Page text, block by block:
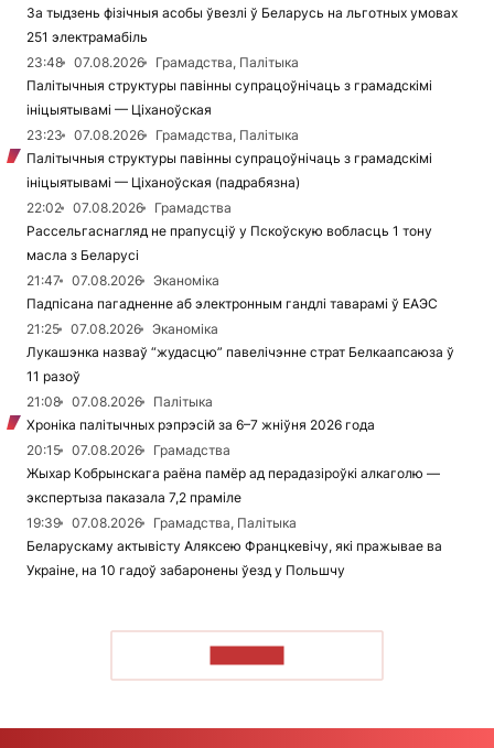
За тыдзень фізічныя асобы ўвезлі ў Беларусь на льготных умовах
251 электрамабіль
23:48
07.08.2026
Грамадства, Палітыка
Палітычныя структуры павінны супрацоўнічаць з грамадскімі
ініцыятывамі — Ціханоўская
23:23
07.08.2026
Грамадства, Палітыка
Палітычныя структуры павінны супрацоўнічаць з грамадскімі
ініцыятывамі — Ціханоўская (падрабязна)
22:02
07.08.2026
Грамадства
Рассельгаснагляд не прапусціў у Пскоўскую вобласць 1 тону
масла з Беларусі
21:47
07.08.2026
Эканоміка
Падпісана пагадненне аб электронным гандлі таварамі ў ЕАЭС
21:25
07.08.2026
Эканоміка
Лукашэнка назваў “жудасцю” павелічэнне страт Белкаапсаюза ў
11 разоў
21:08
07.08.2026
Палітыка
Хроніка палітычных рэпрэсій за 6–7 жніўня 2026 года
20:15
07.08.2026
Грамадства
Жыхар Кобрынскага раёна памёр ад перадазіроўкі алкаголю —
экспертыза паказала 7,2 праміле
19:39
07.08.2026
Грамадства, Палітыка
Беларускаму актывісту Аляксею Францкевічу, які пражывае ва
Украіне, на 10 гадоў забаронены ўезд у Польшчу